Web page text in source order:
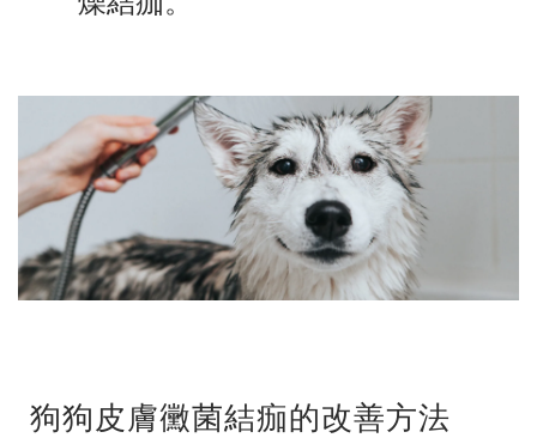
狗狗皮膚黴菌結痂的改善方法